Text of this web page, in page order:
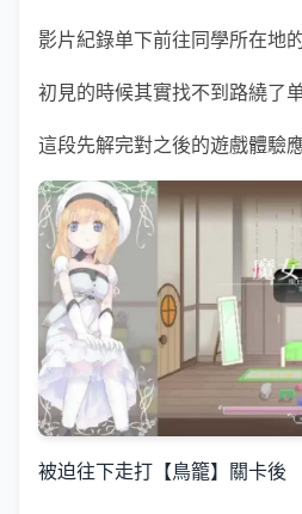
影片紀錄单下前往同學所在地
初見的時候其實找不到路繞了
這段先解完對之後的遊戲體驗
被迫往下走打【鳥籠】關卡後